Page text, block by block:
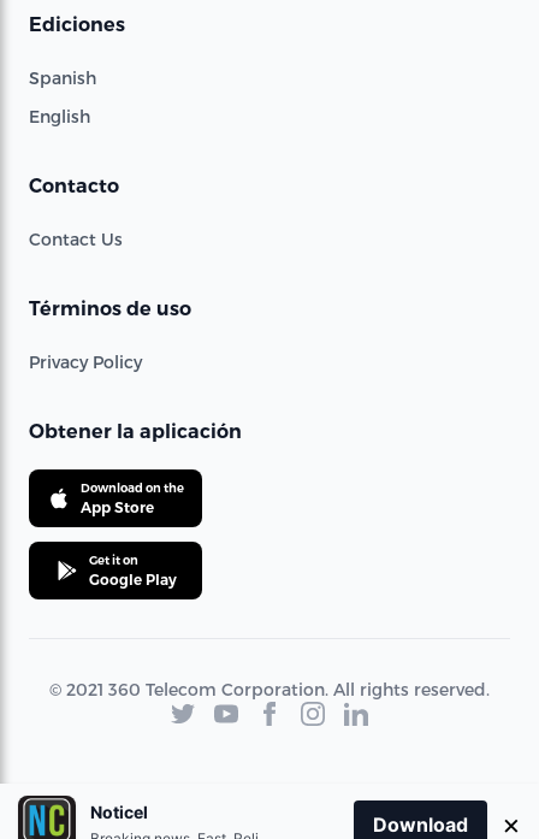
Ediciones
Spanish
English
Contacto
Contact Us
Términos de uso
Privacy Policy
Obtener la aplicación
Download on the
App Store
Get it on
Google Play
© 2021 360 Telecom Corporation. All rights reserved.
Noticel
Download ×